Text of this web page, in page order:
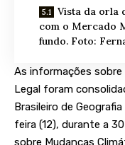
Vista da orla
com o Mercado
fundo. Foto:
As informações
Legal foram
Brasileiro de
feira (12), durante a
sobre Mudanças